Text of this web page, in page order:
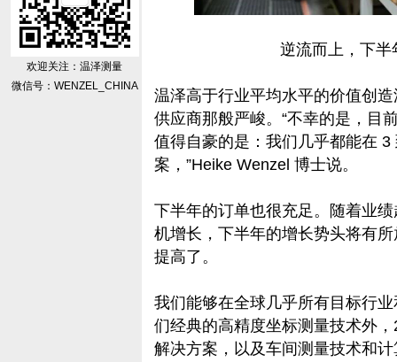
欢迎关注：温泽测量
微信号：WENZEL_CHINA
逆流而上，下
温泽高于行业平均水平的价值创
供应商那般严峻。“不幸的是，目
值得自豪的是：我们几乎都能在
案，”Heike Wenzel 博士说。
下半年的订单也很充足。随着业
机增长，下半年的增长势头将有
提高了。
我们能够在全球几乎所有目标行
们经典的高精度坐标测量技术外
解决方案，以及车间测量技术和